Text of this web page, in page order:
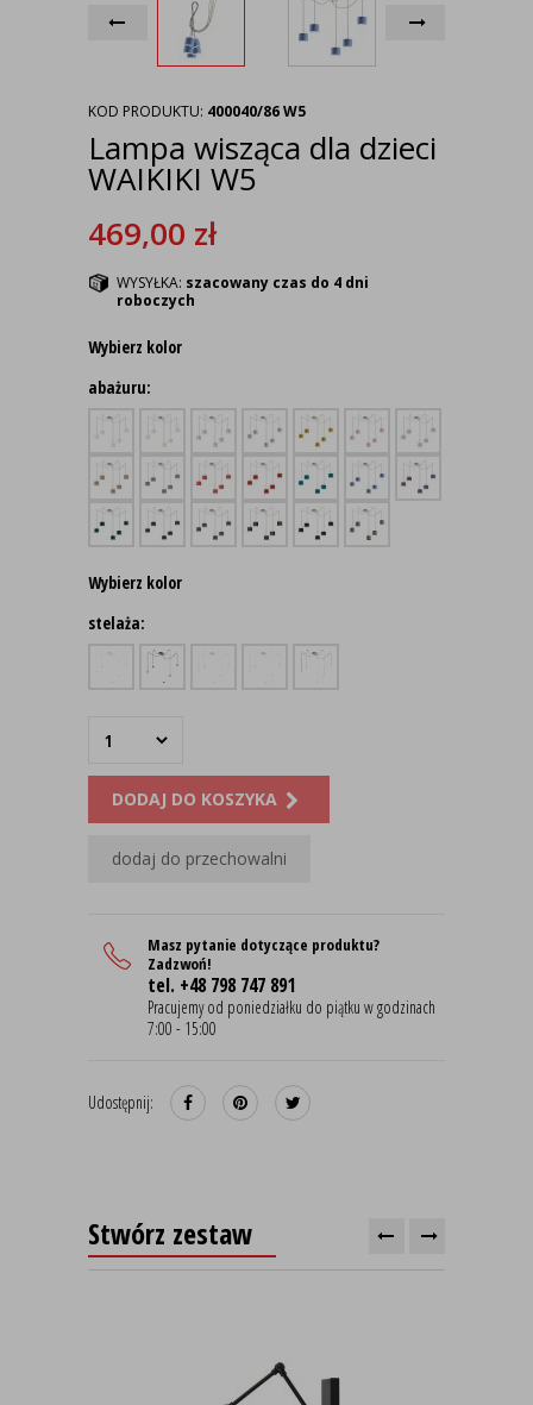
KOD PRODUKTU: 400040/86 W5
Lampa wisząca dla dzieci
WAIKIKI W5
469,00 zł
WYSYŁKA: szacowany czas do 4 dni
roboczych
Wybierz kolor
abażuru:
Wybierz kolor
stelaża:
DODAJ DO KOSZYKA
dodaj do przechowalni
Masz pytanie dotyczące produktu?
Zadzwoń!
tel. +48 798 747 891
Pracujemy od poniedziałku do piątku w godzinach
7:00 - 15:00
Udostępnij:
Stwórz zestaw